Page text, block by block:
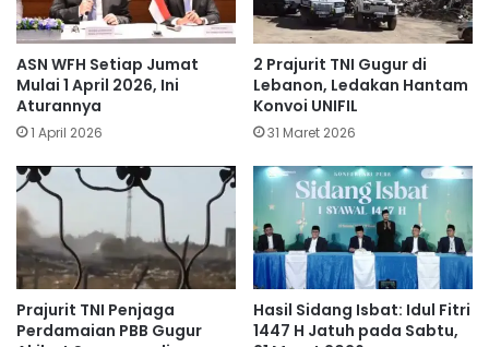
ASN WFH Setiap Jumat
Mulai 1 April 2026, Ini
Aturannya
1 April 2026
​2 Prajurit TNI Gugur di
Lebanon, Ledakan Hantam
Konvoi UNIFIL
31 Maret 2026
Prajurit TNI Penjaga
Perdamaian PBB Gugur
Hasil Sidang Isbat: Idul Fitri
1447 H Jatuh pada Sabtu,